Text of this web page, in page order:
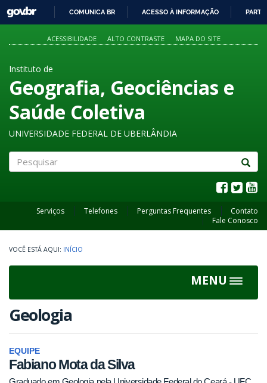
PARA
O
GOVBR
COMUNICA BR ACESSO À INFORMAÇÃO
ACESSIBILIDADE ALTO CONTRASTE MAPA DO SITE
Instituto de
Geografia, Geociências e
Saúde Coletiva
UNIVERSIDADE FEDERAL DE UBERLÂNDIA
Serviços Telefones Perguntas Frequentes
Contato
Fale Conosco
INÍCIO
MENU
Toggle
Geologia
EQUIPE
Fabiano Mota da Silva